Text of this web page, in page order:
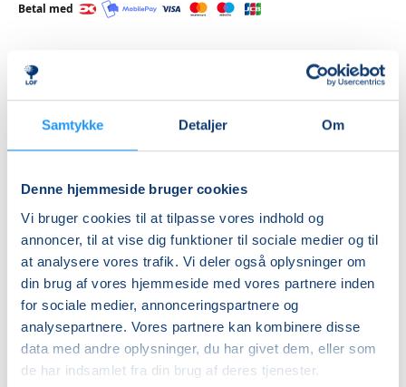
Samtykke Detaljer Om
Denne hjemmeside bruger cookies
Vi bruger cookies til at tilpasse vores indhold og
annoncer, til at vise dig funktioner til sociale medier og til
at analysere vores trafik. Vi deler også oplysninger om
din brug af vores hjemmeside med vores partnere inden
for sociale medier, annonceringspartnere og
analysepartnere. Vores partnere kan kombinere disse
data med andre oplysninger, du har givet dem, eller som
de har indsamlet fra din brug af deres tjenester.
Betal med
Priser
Hensyntagende
undervisning
DKK 880,00
Info
Nummer
462290
Første mødegang
tirsdag 25.08.2026, kl. 12.55 - 13.40